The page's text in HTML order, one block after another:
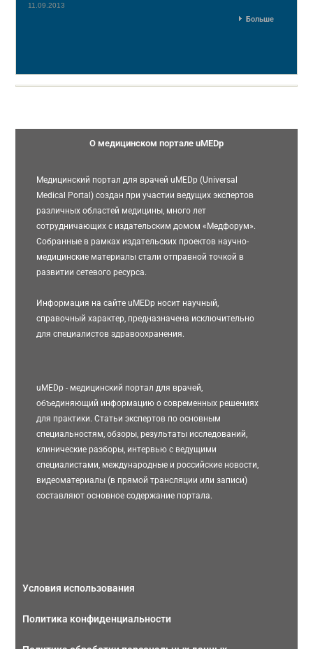
11.09.2013
Больше
О медицинском портале uMEDp
Медицинский портал для врачей uMEDp (Universal
Medical Portal) создан при участии ведущих экспертов
различных областей медицины, много лет
сотрудничающих с издательским домом «Медфорум».
Собранные в рамках издательских проектов научно-
медицинские материалы стали отправной точкой в
развитии сетевого ресурса.
Информация на сайте uMEDp носит научный,
справочный характер, предназначена исключительно
для специалистов здравоохранения.
uMEDp - медицинский портал для врачей,
объединяющий информацию о современных решениях
для практики. Статьи экспертов по основным
специальностям, обзоры, результаты исследований,
клинические разборы, интервью с ведущими
специалистами, международные и российские новости,
видеоматериалы (в прямой трансляции или записи)
составляют основное содержание портала.
Условия использования
Политика конфиденциальности